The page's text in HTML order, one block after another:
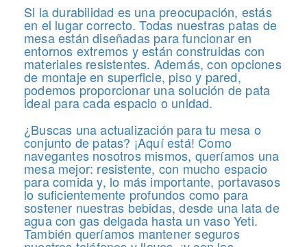
Si la durabilidad es una preocupación, estás
en el lugar correcto. Todas nuestras patas de
mesa están diseñadas para funcionar en
entornos extremos y están construidas con
materiales resistentes. Además, con opciones
de montaje en superficie, piso y pared,
podemos proporcionar una solución de pata
ideal para cada espacio o unidad.
¿Buscas una actualización para tu mesa o
conjunto de patas? ¡Aquí está! Como
navegantes nosotros mismos, queríamos una
mesa mejor: resistente, con mucho espacio
para comida y, lo más importante, portavasos
lo suficientemente profundos como para
sostener nuestras bebidas, desde una lata de
agua con gas delgada hasta un vaso Yeti.
También queríamos mantener seguros